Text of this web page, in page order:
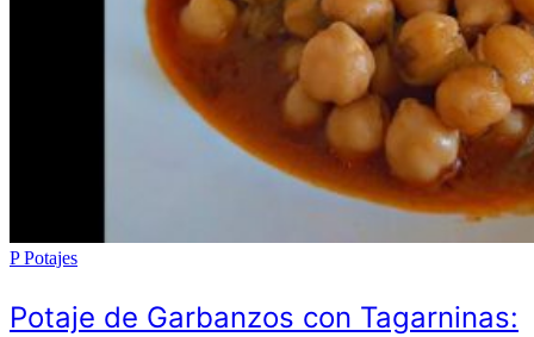
P Potajes
Potaje de Garbanzos con Tagarninas: